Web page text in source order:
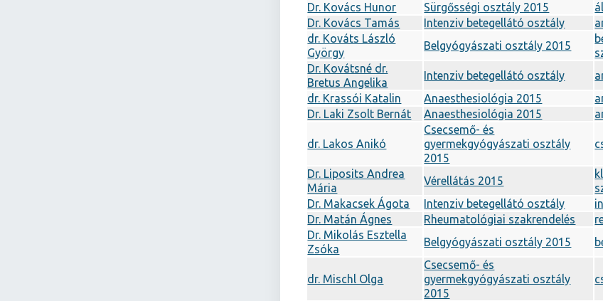
Dr. Kovács Hunor
Sürgősségi osztály 2015
Dr. Kovács Tamás
Intenziv betegellátó osztály
dr. Kováts László
György
Belgyógyászati osztály 2015
Dr. Kovátsné dr.
Bretus Angelika
Intenziv betegellátó osztály
dr. Krassói Katalin
Anaesthesiológia 2015
Dr. Laki Zsolt Bernát
Anaesthesiológia 2015
dr. Lakos Anikó
Csecsemő- és
gyermekgyógyászati osztály
2015
Dr. Liposits Andrea
Mária
Vérellátás 2015
Dr. Makacsek Ágota
Intenziv betegellátó osztály
Dr. Matán Ágnes
Rheumatológiai szakrendelés
Dr. Mikolás Esztella
Zsóka
Belgyógyászati osztály 2015
dr. Mischl Olga
Csecsemő- és
gyermekgyógyászati osztály
2015